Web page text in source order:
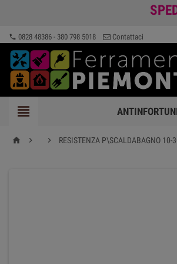
phone 0828 48386 - 380 798 5018 Contattaci

home   RESISTENZA P\SCALDABAGNO 10-